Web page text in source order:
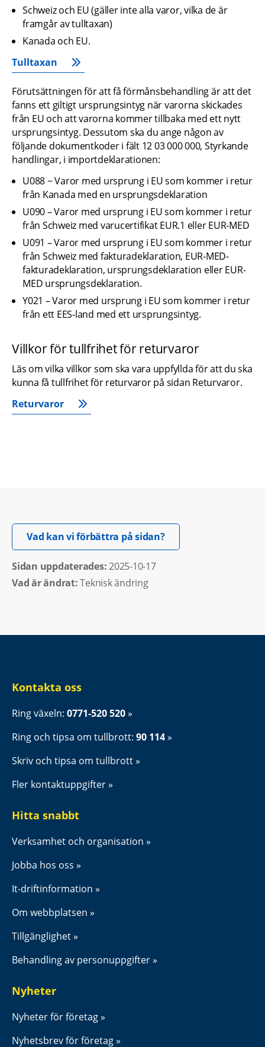
Schweiz och EU (gäller inte alla varor, vilka de är
framgår av tulltaxan)
Kanada och EU.
Tulltaxan
Förutsättningen för att få förmånsbehandling är att det
fanns ett giltigt ursprungsintyg när varorna skickades
från EU och att varorna kommer tillbaka med ett nytt
ursprungsintyg. Dessutom ska du ange någon av
följande dokumentkoder i fält 12 03 000 000, Styrkande
handlingar, i importdeklarationen:
U088 − Varor med ursprung i EU som kommer i retur
från Kanada med en ursprungsdeklaration
U090 – Varor med ursprung i EU som kommer i retur
från Schweiz med varucertifikat EUR.1 eller EUR-MED
U091 – Varor med ursprung i EU som kommer i retur
från Schweiz med fakturadeklaration, EUR-MED-
fakturadeklaration, ursprungsdeklaration eller EUR-
MED ursprungsdeklaration.
Y021 – Varor med ursprung i EU som kommer i retur
från ett EES-land med ett ursprungsintyg.
Villkor för tullfrihet för returvaror
Läs om vilka villkor som ska vara uppfyllda för att du ska
kunna få tullfrihet för returvaror på sidan Returvaror.
Returvaror
Vad kan vi förbättra på sidan?Öppnas i nytt fönster.
Sidan uppdaterades: 2025-10-17
Vad är ändrat:Teknisk ändring
Kontakta oss
Ring växeln: 0771-520 520
Ring och tipsa om tullbrott: 90 114
Skriv och tipsa om tullbrott
Fler kontaktuppgifter
Hitta snabbt
Verksamhet och organisation
Jobba hos oss
It-driftinformation
Om webbplatsen
Tillgänglighet
Behandling av personuppgifter
Nyheter
Nyheter för företag
Nyhetsbrev för företag